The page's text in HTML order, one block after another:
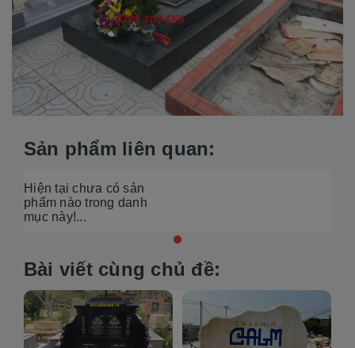
Sản phẩm liên quan:
Hiện tại chưa có sản
phẩm nào trong danh
mục này!...
Bài viết cùng chủ đề: